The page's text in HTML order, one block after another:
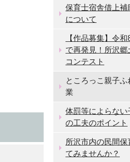
保育士宿舎借上補
について
【作品募集】令
で再発見！所沢
コンテスト
ところっこ親子
業
体罰等によらない
の工夫のポイント
所沢市内の民間
てみませんか？